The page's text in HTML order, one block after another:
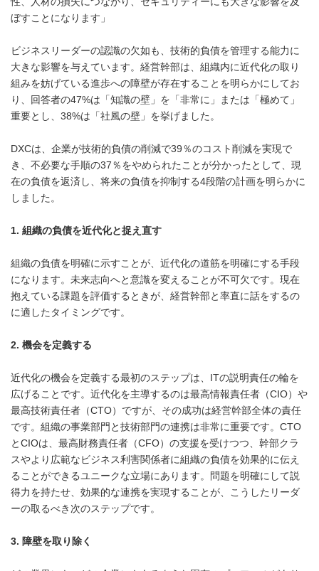
ぼすことになります」
ビジネスリーダーの認識の欠如も、技術的負債を管理する能力に
大きな影響を与えています。経営幹部は、組織内に近代化の取り
組みを妨げている進歩への障壁が存在することを明らかにしてお
り、回答者の47%は「知識の壁」を「非常に」または「極めて」
重要とし、38%は「社風の壁」を挙げました。
DXCは、企業が技術的負債の削減で39％のコスト削減を実現で
き、不必要な手順の37％をやめられたことが分かったとして、現
在の負債を返済し、将来の負債を抑制する4段階の計画を明らかに
しました。
1. 組織の負債を近代化と捉え直す
組織の負債を明確に示すことが、近代化の道筋を明確にする手段
になります。未来志向へと意識を変えることが不可欠です。現在
抱えている課題を評価するときが、経営幹部と率直に話をするの
に適したタイミングです。
2. 機会を定義する
近代化の機会を定義する最初のステップは、ITの説明責任の輪を
広げることです。近代化を主導するのは最高情報責任者（CIO）や
最高技術責任者（CTO）ですが、その成功は経営幹部全体の責任
です。組織の事業部門と技術部門の連携は非常に重要です。CTO
とCIOは、最高財務責任者（CFO）の支援を受けつつ、幹部クラ
スやより広範なビジネス利害関係者に組織の負債を効果的に伝え
ることができるユニークな立場にあります。問題を明確にして説
得力を持たせ、効果的な連携を実現することが、こうしたリーダ
ーの取るべき次のステップです。
3. 障壁を取り除く